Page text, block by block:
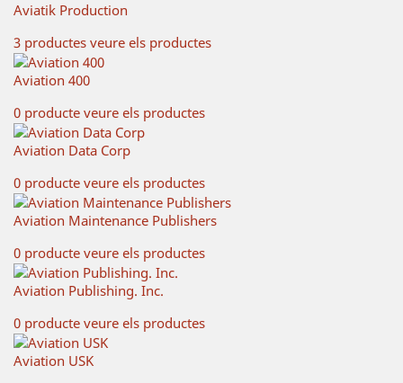
Aviatik Production
3 productes veure els productes
Aviation 400
0 producte veure els productes
Aviation Data Corp
0 producte veure els productes
Aviation Maintenance Publishers
0 producte veure els productes
Aviation Publishing. Inc.
0 producte veure els productes
Aviation USK